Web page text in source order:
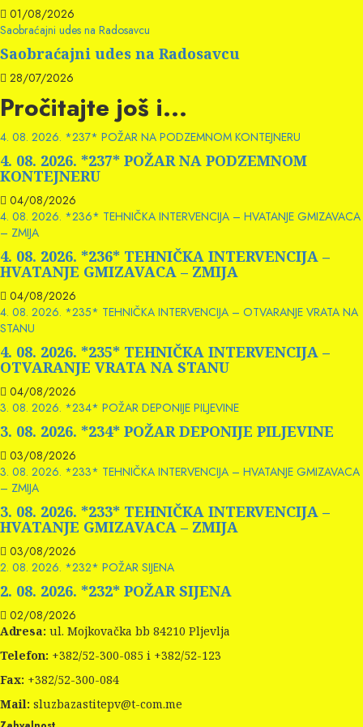
01/08/2026
Saobraćajni udes na Radosavcu
Saobraćajni udes na Radosavcu
28/07/2026
Pročitajte još i...
4. 08. 2026. *237* POŽAR NA PODZEMNOM KONTEJNERU
4. 08. 2026. *237* POŽAR NA PODZEMNOM
KONTEJNERU
04/08/2026
4. 08. 2026. *236* TEHNIČKA INTERVENCIJA – HVATANJE GMIZAVACA
– ZMIJA
4. 08. 2026. *236* TEHNIČKA INTERVENCIJA –
HVATANJE GMIZAVACA – ZMIJA
04/08/2026
4. 08. 2026. *235* TEHNIČKA INTERVENCIJA – OTVARANJE VRATA NA
STANU
4. 08. 2026. *235* TEHNIČKA INTERVENCIJA –
OTVARANJE VRATA NA STANU
04/08/2026
3. 08. 2026. *234* POŽAR DEPONIJE PILJEVINE
3. 08. 2026. *234* POŽAR DEPONIJE PILJEVINE
03/08/2026
3. 08. 2026. *233* TEHNIČKA INTERVENCIJA – HVATANJE GMIZAVACA
– ZMIJA
3. 08. 2026. *233* TEHNIČKA INTERVENCIJA –
HVATANJE GMIZAVACA – ZMIJA
03/08/2026
2. 08. 2026. *232* POŽAR SIJENA
2. 08. 2026. *232* POŽAR SIJENA
02/08/2026
Adresa: ul. Mojkovačka bb 84210 Pljevlja
Telefon: +382/52-300-085 i +382/52-123
Fax: +382/52-300-084
Mail: sluzbazastitepv@t-com.me